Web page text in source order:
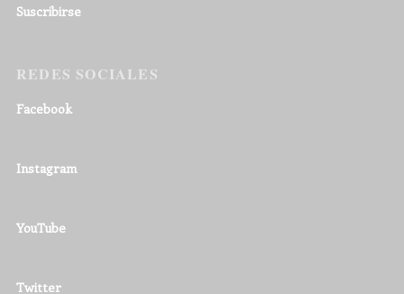
Suscribirse
REDES SOCIALES
Facebook
Instagram
YouTube
Twitter